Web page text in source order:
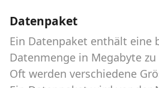
Datenpaket
Ein Datenpaket enthält eine
Datenmenge in Megabyte
Oft werden verschiedene